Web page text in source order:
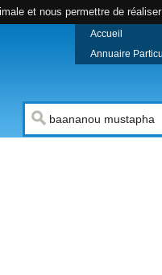
et nous permettre de
Accueil
Annuaire